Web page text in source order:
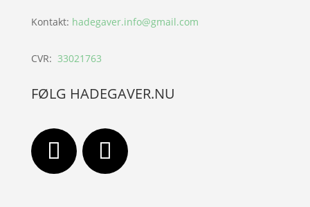
Kontakt: hadegaver.info@gmail.com
CVR: 33021763
FØLG HADEGAVER.NU